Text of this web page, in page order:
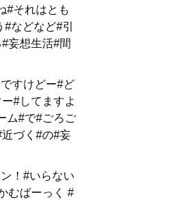
#それはとも
などなど#引
妄想生活#間
すけどー#ど
#してますよ
ム#で#ごろご
づく#の#妄
！#いらない
むばーっく #